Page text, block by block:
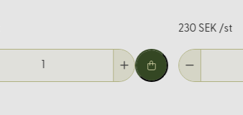
230 SEK /st